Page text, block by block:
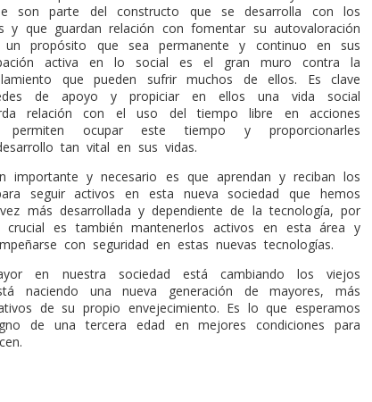
son parte del constructo que se desarrolla con los
y que guardan relación con fomentar su autovaloración
propósito que sea permanente y continuo en sus
activa en lo social es el gran muro contra la
que pueden sufrir muchos de ellos. Es clave
de apoyo y propiciar en ellos una vida social
relación con el uso del tiempo libre en acciones
permiten ocupar este tiempo y proporcionarles
tan vital en sus vidas.
importante y necesario es que aprendan y reciban los
seguir activos en esta nueva sociedad que hemos
más desarrollada y dependiente de la tecnología, por
es también mantenerlos activos en esta área y
con seguridad en estas nuevas tecnologías.
en nuestra sociedad está cambiando los viejos
naciendo una nueva generación de mayores, más
de su propio envejecimiento. Es lo que esperamos
de una tercera edad en mejores condiciones para